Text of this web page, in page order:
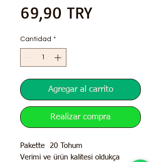
69,90 TRYPrecio
Cantidad *
Agregar al carrito
Realizar compra
Pakette 20 Tohum
Verimi ve ürün kalitesi oldukça